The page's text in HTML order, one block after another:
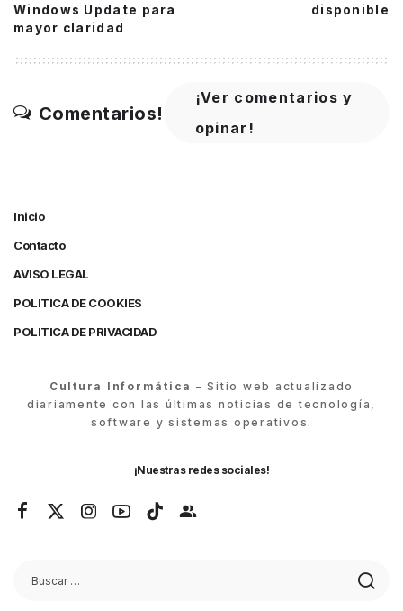
Windows Update para
mayor claridad
disponible
Comentarios!
¡Ver comentarios y
opinar!
Inicio
Contacto
AVISO LEGAL
POLITICA DE COOKIES
POLITICA DE PRIVACIDAD
Cultura Informática – Sitio web actualizado
diariamente con las últimas noticias de tecnología,
software y sistemas operativos.
¡Nuestras redes sociales!